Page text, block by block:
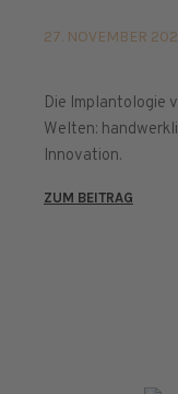
27. NOVEMBER
Die Implantologie
Welten:
Innovation.
ZUM BEITRAG